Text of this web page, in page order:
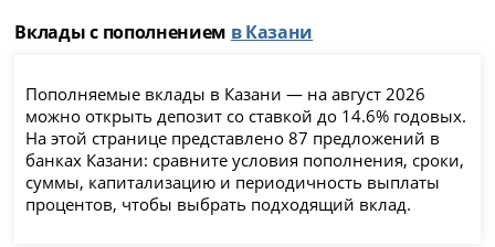
Вклады с пополнением в Казани
Пополняемые вклады в Казани — на август 2026
можно открыть депозит со ставкой до 14.6% годовых.
На этой странице представлено 87 предложений в
банках Казани: сравните условия пополнения, сроки,
суммы, капитализацию и периодичность выплаты
процентов, чтобы выбрать подходящий вклад.